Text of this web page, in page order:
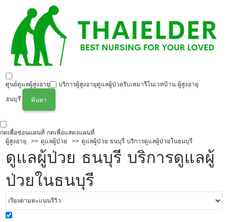
ศูนย์ดูแลผู้สูงอายุ บริการผู้สูงอายุดูแลผู้ป่วยรับเหมารีโนเวทบ้าน ผู้สูงอายุ
ธนบุรี
ค้นหา
กดเพื่อซ่อนแผนที่ กดเพื่อแสดงแผนที่
ผู้สูงอายุ
ดูแลผู้ป่วย ดูแลผู้ป่วย ธนบุรี บริการดูแลผู้ป่วยในธนบุรี
ดูแลผู้ป่วย ธนบุรี บริการดูแลผู้
ป่วยในธนบุรี